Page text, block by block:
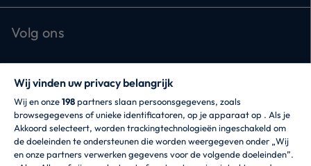
Volg ons
CANDY HOOVER GROUP S.r.I. - een
eenpersoonsvennootschap - HOOFDKANTOOR: Via
Comolli, 57 - 20861 Brugherio (MB) - Italië -
Wij vinden uw privacy belangrijk
Wij en onze198partners slaan persoonsgegevens, zoals
browsegegevens of unieke identificatoren, op je apparaat op . Als je
Akkoord selecteert, worden trackingtechnologieën ingeschakeld om
de doeleinden te ondersteunen die worden weergegeven onder „Wij
en onze partners verwerken gegevens voor de volgende doeleinden”.